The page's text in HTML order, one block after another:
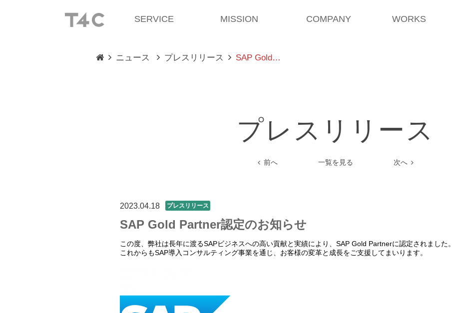
SERVICE MISSION COMPANY WORKS
ニュース プレスリリース SAP Gold…
プレスリリース
前へ 一覧を見る 次へ
2023.04.18 プレスリリース
SAP Gold Partner認定のお知らせ
この度、弊社は長年に渡るSAPビジネスへの高い貢献と実績により、SAP Gold Partnerに認定されました。
これからもSAP導入コンサルティング事業を通じ、お客様の変革と成長をご支援してまいります。